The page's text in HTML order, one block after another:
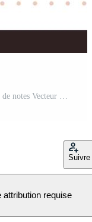
Suivre
attribution requise